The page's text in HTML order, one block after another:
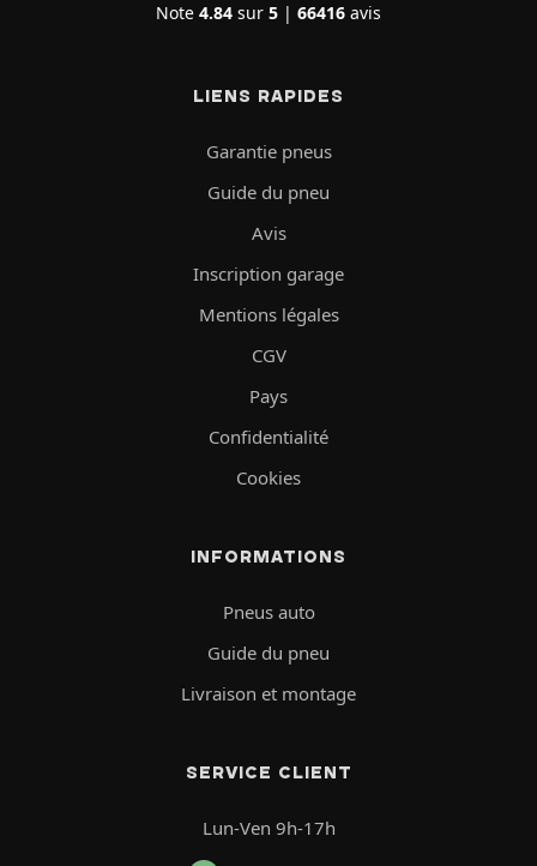
Note 4.84 sur 5 | 66416 avis
LIENS RAPIDES
Garantie pneus
Guide du pneu
Avis
Inscription garage
Mentions légales
CGV
Pays
Confidentialité
Cookies
INFORMATIONS
Pneus auto
Guide du pneu
Livraison et montage
SERVICE CLIENT
Lun-Ven 9h-17h